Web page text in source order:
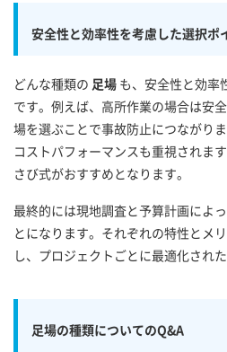
安全性と効率性を考慮した選択ポ
どんな種類の 足場 も、安全性と効率
です。例えば、高所作業の場合は安
場を選ぶことで事故防止につながり
コストパフォーマンスも重視されま
さび式がおすすめとなります。
最終的には現地調査と予算計画によ
とになります。それぞれの特性とメ
し、プロジェクトごとに最適化され
足場の種類についてのQ&A